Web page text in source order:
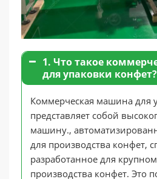
1. Что такое
для упаковки конфет?
Коммерческая машина для
представляет собой
машину.,
для производства конфет,
разработанное для
производства конфет. Это